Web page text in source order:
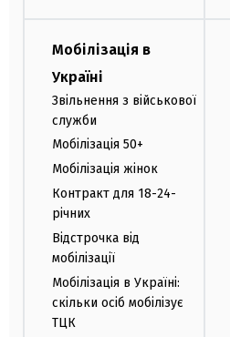
Мобілізація в
Україні
Звільнення з військової
служби
Мобілізація 50+
Мобілізація жінок
Контракт для 18-24-
річних
Відстрочка від
мобілізації
Мобілізація в Україні:
скільки осіб мобілізує
ТЦК